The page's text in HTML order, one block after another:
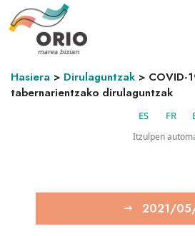
Hasiera > Dirulaguntzak > COVID-
tabernarientzako dirulaguntzak
ES FR
Itzulpen
2021/